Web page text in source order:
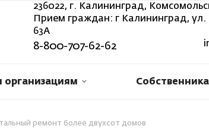
236022, г. Калининград,
Прием граждан: г Калининград, ул.
63А
8-800-707-62-62
ремонт более двухсот домов